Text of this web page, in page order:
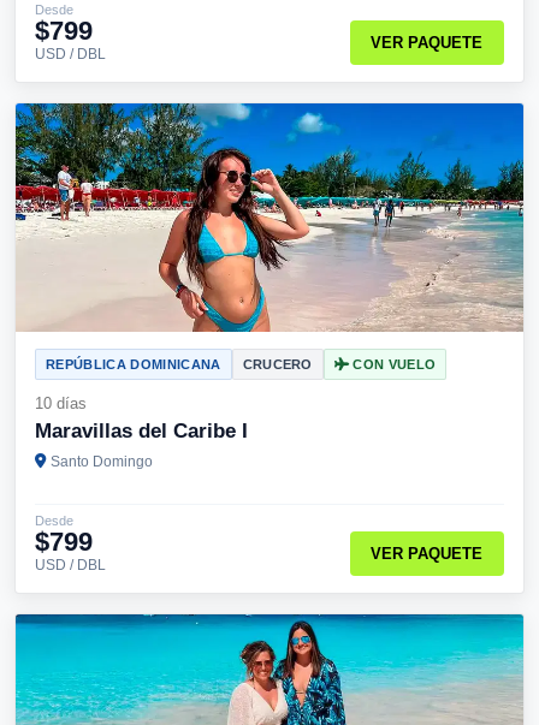
Desde
$799
USD / DBL
VER PAQUETE
REPÚBLICA DOMINICANA CRUCERO CON VUELO
10 días
Maravillas del Caribe I
Santo Domingo
Desde
$799
USD / DBL
VER PAQUETE